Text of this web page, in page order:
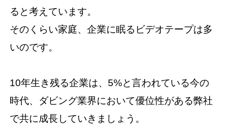
ると考えています。
そのくらい家庭、企業に眠るビデオテープは多
いのです。
10年生き残る企業は、5%と言われている今の
時代、ダビング業界において優位性がある弊社
で共に成長していきましょう。